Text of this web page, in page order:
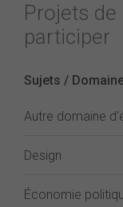
Projets de
participer
Sujets /
Autre domaine
Design
Économie